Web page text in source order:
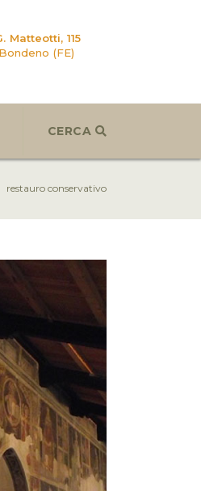
Matteotti, 115
(FE)
CERCA
restauro conservativo